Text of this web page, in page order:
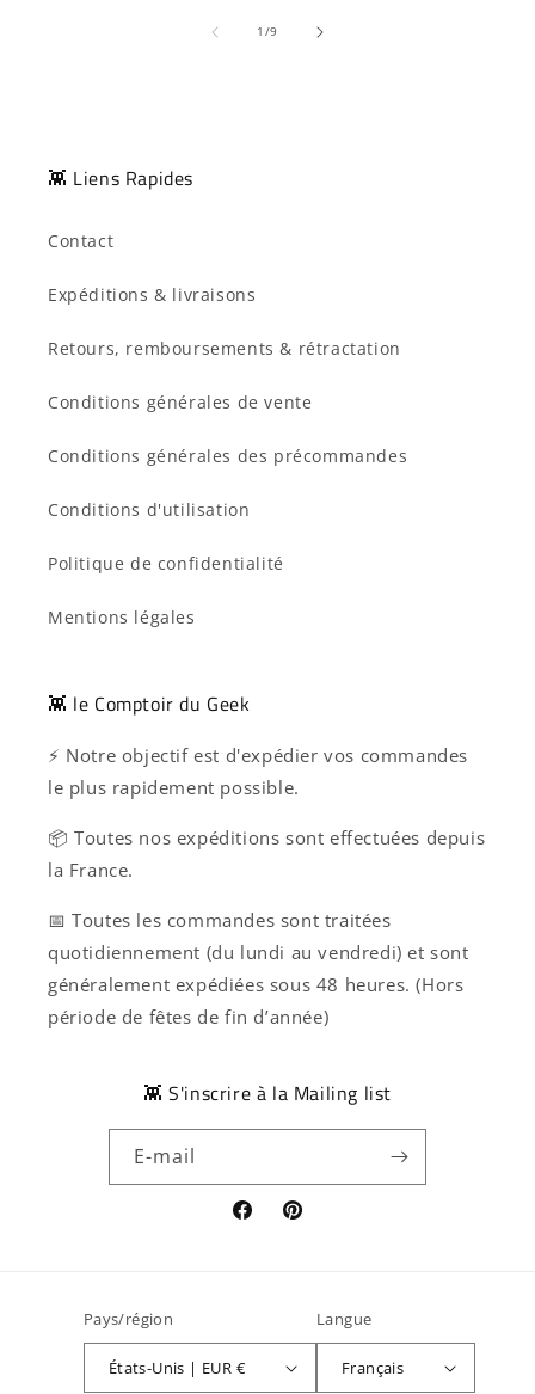
1 /de
9
👾 Liens Rapides
Contact
Expéditions & livraisons
Retours, remboursements & rétractation
Conditions générales de vente
Conditions générales des précommandes
Conditions d'utilisation
Politique de confidentialité
Mentions légales
👾 le Comptoir du Geek
⚡ Notre objectif est d'expédier vos commandes
le plus rapidement possible.
📦 Toutes nos expéditions sont effectuées depuis
la France.
📅 Toutes les commandes sont traitées
quotidiennement (du lundi au vendredi) et sont
généralement expédiées sous 48 heures. (Hors
période de fêtes de fin d’année)
👾 S'inscrire à la Mailing list
E-mail
FacebookPinterest
Pays/région
États-Unis | EUR €
Langue
Français